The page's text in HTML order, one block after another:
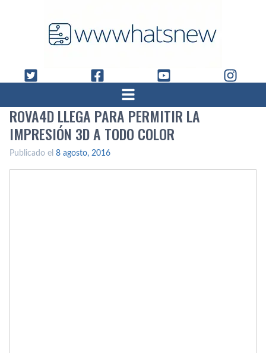
ROVA4D LLEGA PARA PERMITIR LA
IMPRESIÓN 3D A TODO COLOR
Publicado el 8 agosto, 2016